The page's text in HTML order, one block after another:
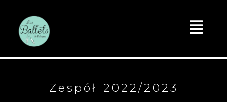
Zespół 2022/2023